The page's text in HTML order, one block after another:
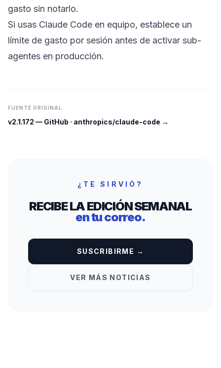
gasto sin notarlo.
Si usas Claude Code en equipo, establece un
límite de gasto por sesión antes de activar sub-
agentes en producción.
FUENTE ORIGINAL
v2.1.172 — GitHub · anthropics/claude-code →
¿TE SIRVIÓ?
RECIBE LA EDICIÓN SEMANAL
en tu correo.
SUSCRIBIRME →
VER MÁS NOTICIAS